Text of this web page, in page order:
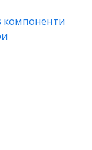
компоненти